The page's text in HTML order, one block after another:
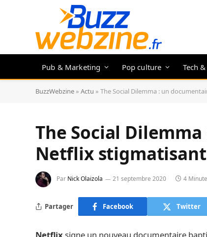
Pub & Marketing Pop culture Tech
BuzzWebzine » Actu » The Social Dilemma : un
The Social
Netflix
Par Nick Olaizola 21 septembre 2020 4
Partager Facebook Twitter